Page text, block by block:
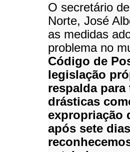
O secretário
Norte, José
as medidas
problema no
Código de
legislação
respalda
drásticas
expropriação
após sete